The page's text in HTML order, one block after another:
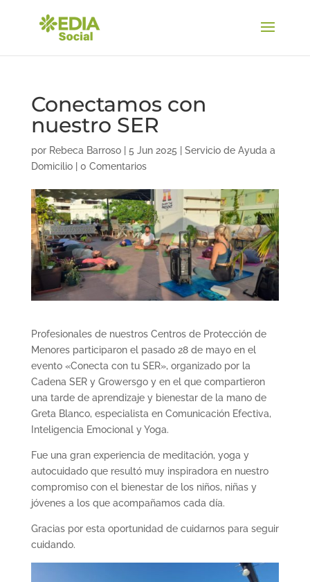
Conectamos con
nuestro SER
por Rebeca Barroso| 5 Jun 2025
Servicio de Ayuda a
Domicilio| 0 Comentarios
Profesionales de nuestros Centros de Protección de
Menores participaron el pasado 28 de mayo en el
evento «Conecta con tu SER», organizado por la
Cadena SER y Growersgo y en el que compartieron
una tarde de aprendizaje y bienestar de la mano de
Greta Blanco, especialista en Comunicación Efectiva,
Inteligencia Emocional y Yoga.
Fue una gran experiencia de meditación, yoga y
autocuidado que resultó muy inspiradora en nuestro
compromiso con el bienestar de los niños, niñas y
jóvenes a los que acompañamos cada día.
Gracias por esta oportunidad de cuidarnos para seguir
cuidando.